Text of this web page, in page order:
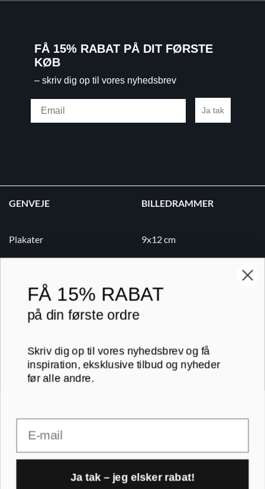
FÅ 15% RABAT PÅ DIT FØRSTE
KØB
– skriv dig op til vores nyhedsbrev
Ja tak
GENVEJE
Plakater
Print på lærred
Print på papir
BILLEDRAMMER
9x12 cm
13x18 cm
20x30 cm
RAMMER A-FORMAT
FÅ 15% RABAT
på din første ordre
Skriv dig op til vores nyhedsbrev og få
inspiration, eksklusive tilbud og nyheder
før alle andre.
Ja tak – jeg elsker rabat!